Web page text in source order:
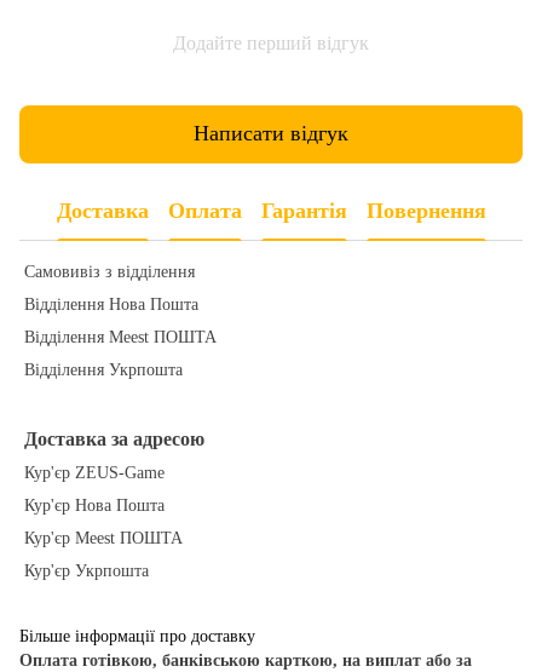
Додайте перший відгук
Написати відгук
Доставка Оплата Гарантія Повернення
Самовивіз з відділення
Відділення Нова Пошта
Відділення Meest ПОШТА
Відділення Укрпошта
Доставка за адресою
Кур'єр ZEUS-Game
Кур'єр Нова Пошта
Кур'єр Meest ПОШТА
Кур'єр Укрпошта
Більше інформації про доставку
Оплата готівкою, банківською карткою, на виплат або за